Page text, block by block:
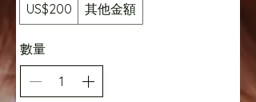
US$200
其他金額
數量